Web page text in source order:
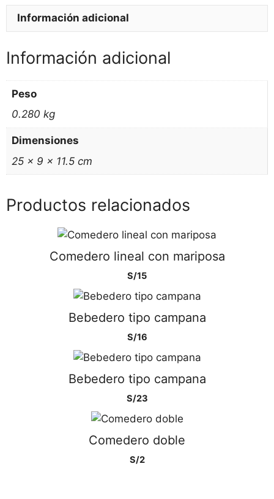
Información adicional
Información adicional
Peso
0.280 kg
Dimensiones
25 × 9 × 11.5 cm
Productos relacionados
Comedero lineal con mariposa
S/15
Bebedero tipo campana
S/16
Bebedero tipo campana
S/23
Comedero doble
S/2